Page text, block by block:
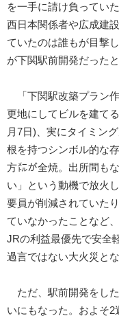
を一手に請け負ってい
西日本関係者や広成建
ていたのは誰もが目撃
が下関駅前開発だったと
「下関駅改築プラン
更地にしてビルを建て
月7日)、実にタイミン
根を持つシンボル的な
方㍍が全焼。出所間も
い」という動機で放火
要員が削減されていた
ていなかったことなど
JRの利益最優先で安全
過言ではない大火災とな
ただ、駅前開発をし
いにもなった。およそ